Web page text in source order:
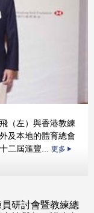
（左）與香港教練
及本地的體育總會
二屆滙豐... 更多
更多
研討會暨教練總